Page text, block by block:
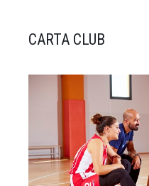
CARTA CLUB